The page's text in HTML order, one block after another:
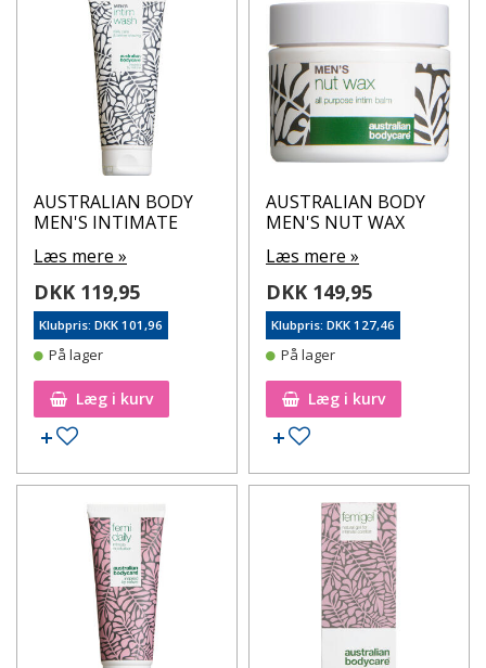
AUSTRALIAN BODY
MEN'S INTIMATE
Læs mere »
DKK 119,95
Klubpris: DKK 101,96
På lager
Læg i kurv
Tilføj til ønskeseddel
AUSTRALIAN BODY
MEN'S NUT WAX
Læs mere »
DKK 149,95
Klubpris: DKK 127,46
På lager
Læg i kurv
Tilføj til ønskeseddel